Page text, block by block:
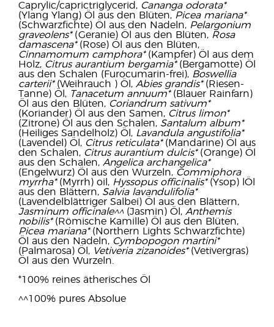
Caprylic/caprictriglycerid, Cananga odorata*
(Ylang Ylang) Öl aus den Blüten, Picea mariana*
(Schwarzfichte) Öl aus den Nadeln, Pelargonium
graveolens*(Geranie) Öl aus den Blüten, Rosa
damascena*(Rose) Öl aus den Blüten,
Cinnamomum camphora*(Kampfer) Öl aus dem
Holz, Citrus aurantium bergamia*(Bergamotte) Öl
aus den Schalen (Furocumarin-frei), Boswellia
carterii*(Weihrauch ) Öl, Abies grandis*(Riesen-
Tanne) Öl, Tanacetum annuum*(Blauer Rainfarn)
Öl aus den Blüten, Coriandrum sativum*
(Koriander) Öl aus den Samen, Citrus limon*
(Zitrone) Öl aus den Schalen, Santalum album*
(Heiliges Sandelholz) Öl, Lavandula angustifolia*
(Lavendel) Öl, Citrus reticulata*(Mandarine) Öl aus
den Schalen, Citrus aurantium dulcis*(Orange) Öl
aus den Schalen, Angelica archangelica*
(Engelwurz) Öl aus den Wurzeln, Commiphora
myrrha*(Myrrh) oil, Hyssopus officinalis*(Ysop) lÖl
aus den Blättern, Salvia lavandulifolia*
(Lavendelblättriger Salbei) Öl aus den Blättern,
Jasminum officinale^^ (Jasmin) Öl, Anthemis
nobilis*(Römische Kamille) Öl aus den Blüten,
Picea mariana*(Northern Lights Schwarzfichte)
Öl aus den Nadeln, Cymbopogon martini*
(Palmarosa) Öl, Vetiveria zizanoides*(Vetivergras)
Öl aus den Wurzeln.
*100% reines ätherisches Öl
^^100% pures Absolue